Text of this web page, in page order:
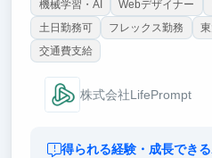
機械学習・AI Webデザイナー
土日勤務可
フレックス勤務
交通費支給
株式会社LifePrompt
得られる経験・成長でき